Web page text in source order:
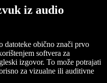
iz audio
datoteke obično znači prvo
softvera za
izgovor. To može potrajati
za vizualne ili auditivne